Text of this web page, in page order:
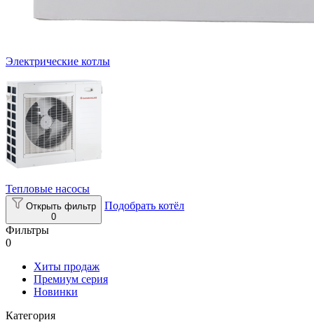
Электрические котлы
Тепловые насосы
Открыть фильтр
0
Подобрать котёл
Фильтры
0
Хиты продаж
Премиум серия
Новинки
Категория